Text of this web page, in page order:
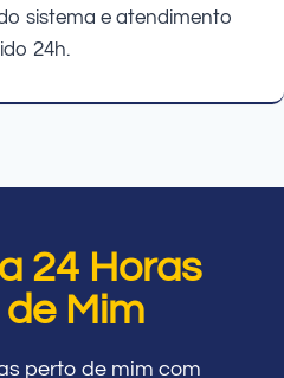
sistema e atendimento
24h.
24 Horas
Mim
perto de mim com